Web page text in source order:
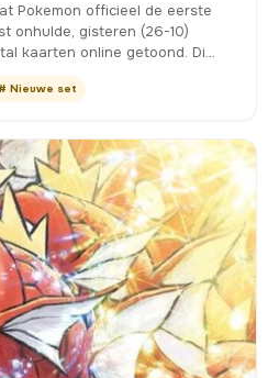
Pokemon officieel de eerste
onhulde, gisteren (26-10)
kaarten online getoond. Di…
# Nieuwe set